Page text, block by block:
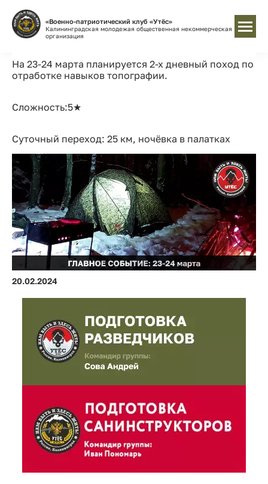
«Военно-патриотический клуб «Утёс»
Калининградская молодежая общественная некоммерческая
организация
На 23-24 марта планируется 2-х дневный поход по
отработке навыков топографии.
Сложность:5★
Суточный переход: 25 км, ночёвка в палатках
20.02.2024